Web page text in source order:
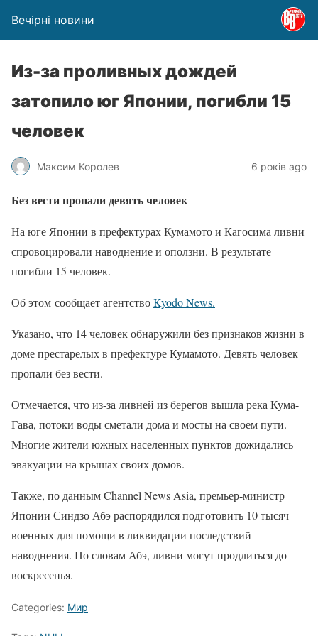
Вечірні новини
Из-за проливных дождей
затопило юг Японии, погибли 15
человек
Максим Королев 6 років ago
Без вести пропали девять человек
На юге Японии в префектурах Кумамото и Кагосима ливни
спровоцировали наводнение и оползни. В результате
погибли 15 человек.
Об этом сообщает агентствоKyodo News.
Указано, что 14 человек обнаружили без признаков жизни в
доме престарелых в префектуре Кумамото. Девять человек
пропали без вести.
Отмечается, что из-за ливней из берегов вышла река Кума-
Гава, потоки воды сметали дома и мосты на своем пути.
Многие жители южных населенных пунктов дожидались
эвакуации на крышах своих домов.
Также, по данным Channel News Asia, премьер-министр
Японии Синдзо Абэ распорядился подготовить 10 тысяч
военных для помощи в ликвидации последствий
наводнения. По словам Абэ, ливни могут продлиться до
воскресенья.
Categories: Мир